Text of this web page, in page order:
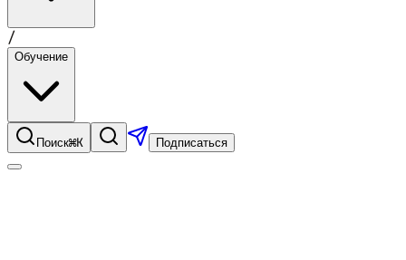
/
Обучение
Поиск⌘K Подписаться